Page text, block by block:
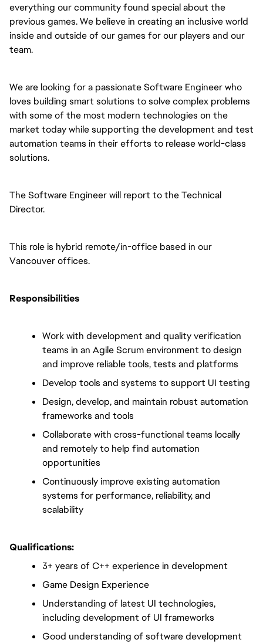
everything our community found special about the
previous games. We believe in creating an inclusive world
inside and outside of our games for our players and our
team.
We are looking for a passionate Software Engineer who
loves building smart solutions to solve complex problems
with some of the most modern technologies on the
market today while supporting the development and test
automation teams in their efforts to release world-class
solutions.
The Software Engineer will report to the Technical
Director.
This role is hybrid remote/in-office based in our
Vancouver offices.
Responsibilities
Work with development and quality verification
teams in an Agile Scrum environment to design
and improve reliable tools, tests and platforms
Develop tools and systems to support UI testing
Design, develop, and maintain robust automation
frameworks and tools
Collaborate with cross-functional teams locally
and remotely to help find automation
opportunities
Continuously improve existing automation
systems for performance, reliability, and
scalability
Qualifications:
3+ years of C++ experience in development
Game Design Experience
Understanding of latest UI technologies,
including development of UI frameworks
Good understanding of software development